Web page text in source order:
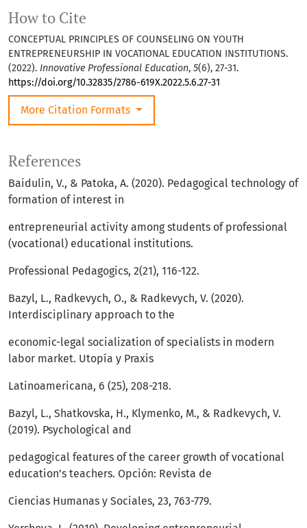
How to Cite
CONCEPTUAL PRINCIPLES OF COUNSELING ON YOUTH
ENTREPRENEURSHIP IN VOCATIONAL EDUCATION INSTITUTIONS.
(2022). Innovative Professional Education, 5(6), 27-31.
https://doi.org/10.32835/2786-619X.2022.5.6.27-31
More Citation Formats
References
Baidulin, V., & Patoka, А. (2020). Pedagogical technology of
formation of interest in
entrepreneurial activity among students of professional
(vocational) educational institutions.
Professional Pedagogics, 2(21), 116-122.
Bazyl, L., Radkevych, O., & Radkevych, V. (2020).
Interdisciplinary approach to the
economic-legal socialization of specialists in modern
labor market. Utopía y Praxis
Latinoamericana, 6 (25), 208-218.
Bazyl, L., Shatkovska, H., Klymenko, M., & Radkevych, V.
(2019). Psychological and
pedagogical features of the career growth of vocational
education’s teachers. Opción: Revista de
Ciencias Humanas y Sociales, 23, 763-779.